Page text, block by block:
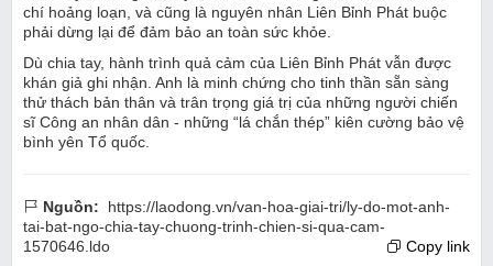
chí hoảng loạn, và cũng là nguyên nhân Liên Bỉnh Phát buộc
phải dừng lại để đảm bảo an toàn sức khỏe.
Dù chia tay, hành trình quả cảm của Liên Bỉnh Phát vẫn được
khán giả ghi nhận. Anh là minh chứng cho tinh thần sẵn sàng
thử thách bản thân và trân trọng giá trị của những người chiến
sĩ Công an nhân dân - những “lá chắn thép” kiên cường bảo vệ
bình yên Tổ quốc.
Nguồn:
https://laodong.vn/van-hoa-giai-tri/ly-do-mot-anh-
tai-bat-ngo-chia-tay-chuong-trinh-chien-si-qua-cam-
1570646.ldo
Copy link